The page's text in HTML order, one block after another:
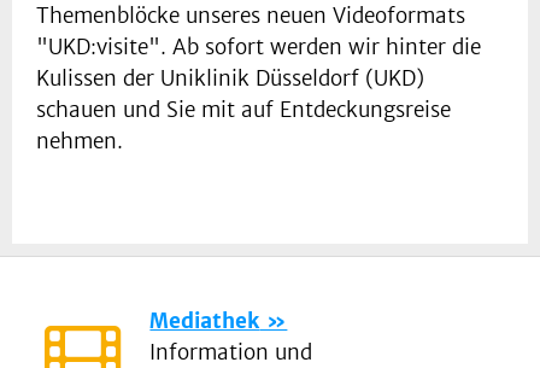
Themenblöcke unseres neuen Videoformats
"UKD:visite". Ab sofort werden wir hinter die
Kulissen der Uniklinik Düsseldorf (UKD)
schauen und Sie mit auf Entdeckungsreise
nehmen.
Mediathek
Information und